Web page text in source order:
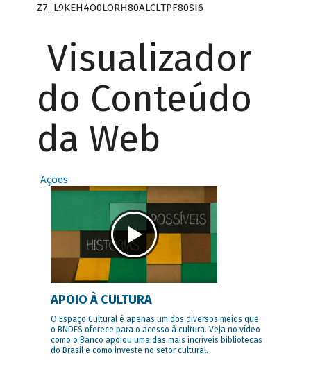
Z7_L9KEH4O0LORH80ALCLTPF80SI6
Visualizador
do Conteúdo
da Web
Ações
APOIO À CULTURA
O Espaço Cultural é apenas um dos diversos meios que
o BNDES oferece para o acesso à cultura. Veja no vídeo
como o Banco apoiou uma das mais incríveis bibliotecas
do Brasil e como investe no setor cultural.